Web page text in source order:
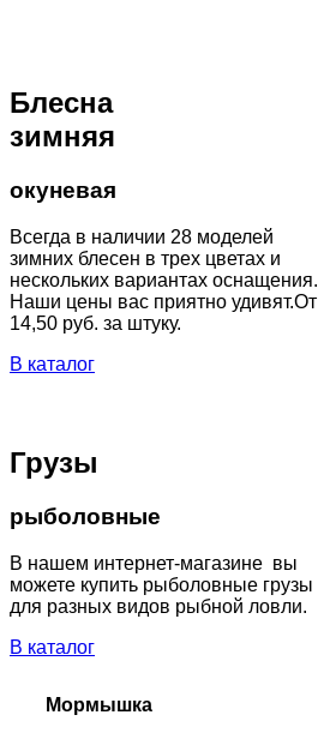
Блесна
зимняя
окуневая
Всегда в наличии 28 моделей
зимних блесен в трех цветах и
нескольких вариантах оснащения.
Наши цены вас приятно удивят.От
14,50 руб. за штуку.
В каталог
Грузы
рыболовные
В нашем интернет-магазине вы
можете купить рыболовные грузы
для разных видов рыбной ловли.
В каталог
Мормышка